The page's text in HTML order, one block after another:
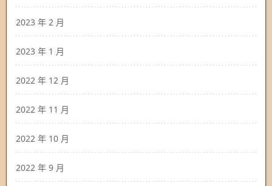
2023 年 2 月
2023 年 1 月
2022 年 12 月
2022 年 11 月
2022 年 10 月
2022 年 9 月